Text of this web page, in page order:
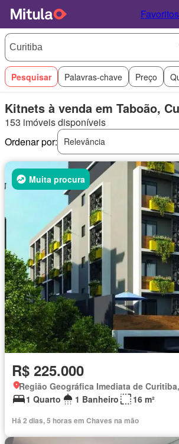
Favoritos
Pesquisar Palavras-chave Preço
Kitnets à venda em Taboão,
153 imóveis disponíveis
Ordenar por:
Relevância
Muita procura
R$ 225.000
1 Quarto
1 Banheiro 16 m²
Há 2 dias, 5 horas em Chaves na mão